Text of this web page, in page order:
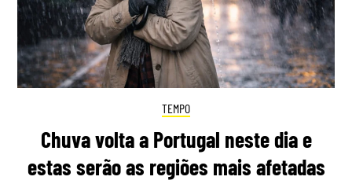
TEMPO
Chuva volta a Portugal neste dia e
estas serão as regiões mais afetadas